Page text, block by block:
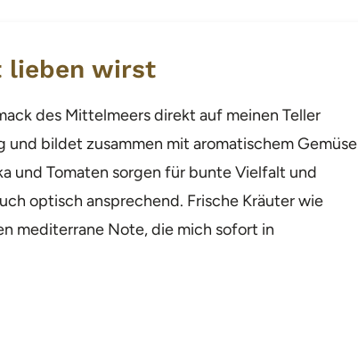
lieben wirst
des Mittelmeers direkt auf meinen Teller
bildet zusammen mit aromatischem Gemüse
und Tomaten sorgen für bunte Vielfalt und
optisch ansprechend. Frische Kräuter wie
mediterrane Note, die mich sofort in